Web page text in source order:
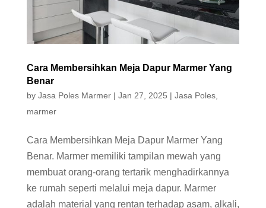
Cara Membersihkan Meja Dapur Marmer Yang
Benar
by Jasa Poles Marmer| Jan 27, 2025 | Jasa Poles,
marmer
Cara Membersihkan Meja Dapur Marmer Yang
Benar. Marmer memiliki tampilan mewah yang
membuat orang-orang tertarik menghadirkannya
ke rumah seperti melalui meja dapur. Marmer
adalah material yang rentan terhadap asam, alkali,